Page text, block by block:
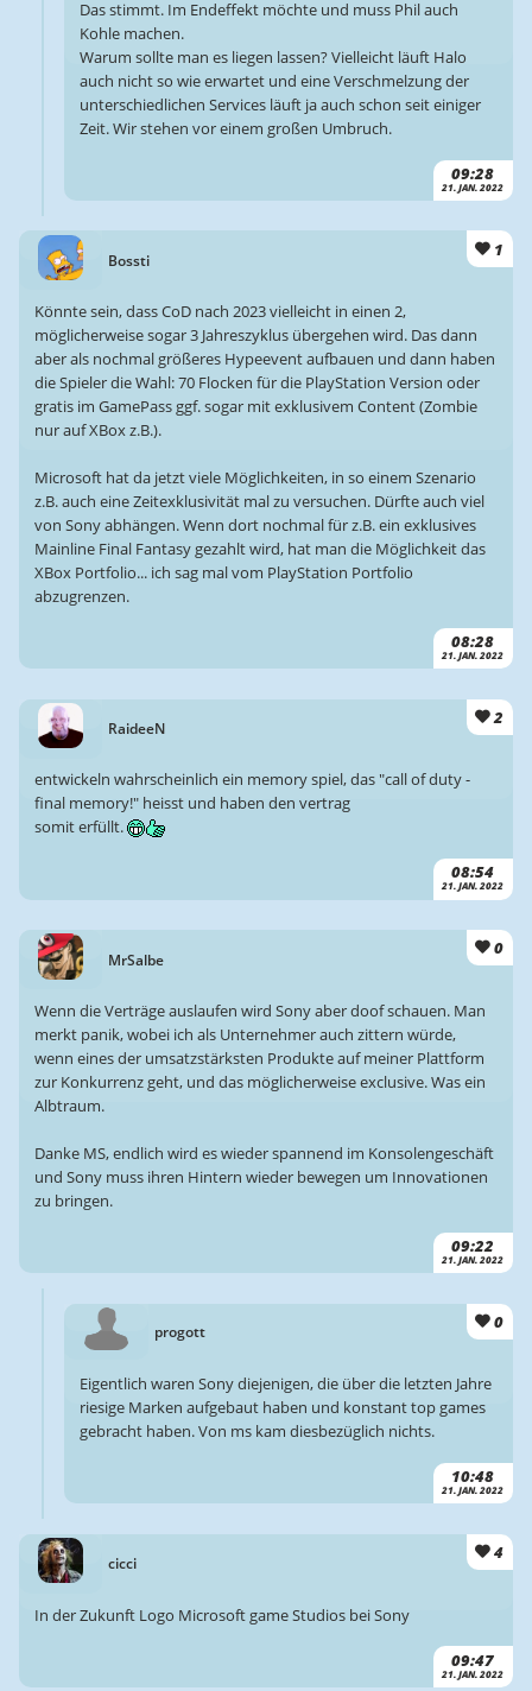
09:28
21. JAN. 2022
Das stimmt. Im Endeffekt möchte und muss Phil auch
Kohle machen.
Warum sollte man es liegen lassen? Vielleicht läuft Halo
auch nicht so wie erwartet und eine Verschmelzung der
unterschiedlichen Services läuft ja auch schon seit einiger
Zeit. Wir stehen vor einem großen Umbruch.
Bossti
1
08:28
21. JAN. 2022
Könnte sein, dass CoD nach 2023 vielleicht in einen 2,
möglicherweise sogar 3 Jahreszyklus übergehen wird. Das dann
aber als nochmal größeres Hypeevent aufbauen und dann haben
die Spieler die Wahl: 70 Flocken für die PlayStation Version oder
gratis im GamePass ggf. sogar mit exklusivem Content (Zombie
nur auf XBox z.B.).
Microsoft hat da jetzt viele Möglichkeiten, in so einem Szenario
z.B. auch eine Zeitexklusivität mal zu versuchen. Dürfte auch viel
von Sony abhängen. Wenn dort nochmal für z.B. ein exklusives
Mainline Final Fantasy gezahlt wird, hat man die Möglichkeit das
XBox Portfolio... ich sag mal vom PlayStation Portfolio
abzugrenzen.
RaideeN
2
08:54
21. JAN. 2022
entwickeln wahrscheinlich ein memory spiel, das "call of duty -
final memory!" heisst und haben den vertrag
somit erfüllt.
MrSalbe
0
09:22
21. JAN. 2022
Wenn die Verträge auslaufen wird Sony aber doof schauen. Man
merkt panik, wobei ich als Unternehmer auch zittern würde,
wenn eines der umsatzstärksten Produkte auf meiner Plattform
zur Konkurrenz geht, und das möglicherweise exclusive. Was ein
Albtraum.
Danke MS, endlich wird es wieder spannend im Konsolengeschäft
und Sony muss ihren Hintern wieder bewegen um Innovationen
zu bringen.
progott 0
10:48
21. JAN. 2022
Eigentlich waren Sony diejenigen, die über die letzten Jahre
riesige Marken aufgebaut haben und konstant top games
gebracht haben. Von ms kam diesbezüglich nichts.
cicci
4
09:47
21. JAN. 2022
In der Zukunft Logo Microsoft game Studios bei Sony